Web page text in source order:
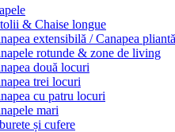
& Chaise longue
extensibilă / Canapea pliantă
rotunde & zone de living
două locuri
trei locuri
cu patru locuri
mari
și cufere